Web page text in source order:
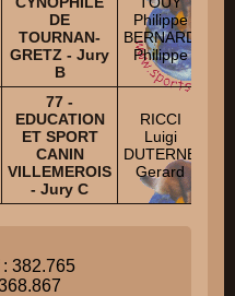
DE
TOURNAN-
GRETZ - Jury
B
Philippe
BERNARD
Philippe
77 -
EDUCATION
ET SPORT
CANIN
VILLEMEROIS
- Jury C
RICCI
Luigi
DUTERNE
Gerard
: 382.765